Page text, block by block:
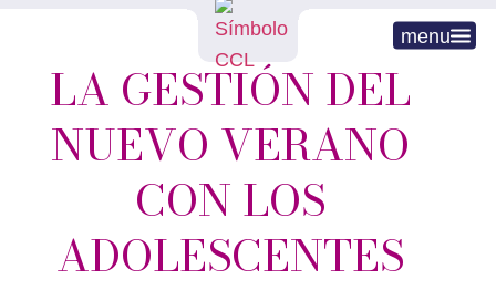
menu
LA GESTIÓN DEL
NUEVO VERANO
CON LOS
ADOLESCENTES